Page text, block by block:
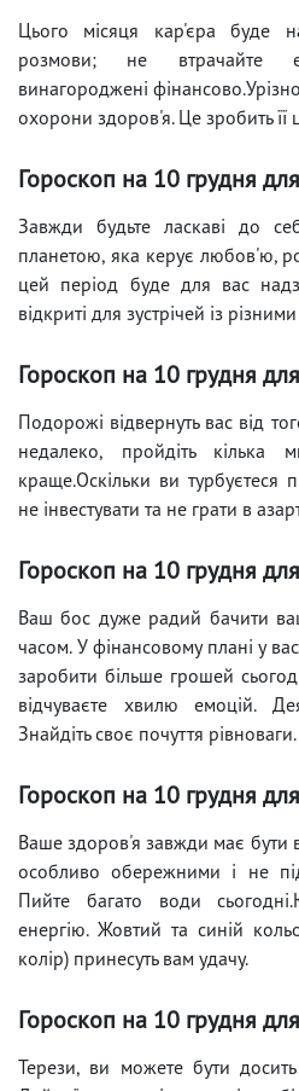
Цього місяця кар'єра буде
розмови; не втрачайте
винагороджені
охорони здоров'я. Це зробить її
Гороскоп на 10 грудня
Завжди будьте ласкаві до
планетою, яка керує любов'ю,
цей період буде для вас
відкриті для зустрічей із
Гороскоп на 10 грудня
Подорожі відвернуть вас від
недалеко, пройдіть кілька
краще.Оскільки ви турбуєтеся
не інвестувати та не грати в
Гороскоп на 10 грудня
Ваш бос дуже радий бачити
часом. У фінансовому плані у
заробити більше грошей
відчуваєте хвилю емоцій.
Знайдіть своє почуття рівноваги.
Гороскоп на 10 грудня
Ваше здоров'я завжди має бути
особливо обережними і не
Пийте багато води
енергію. Жовтий та синій
колір) принесуть вам удачу.
Гороскоп на 10 грудня
Терези, ви можете бути